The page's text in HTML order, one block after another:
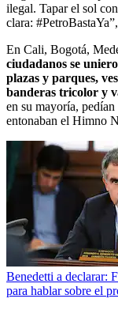
ilegal. Tapar el sol
clara:
En Cali, Bogotá,
ciudadanos se
plazas y parques,
banderas tricolor y
en su mayoría,
entonaban el Himno
Benedetti a declarar:
para hablar sobre el